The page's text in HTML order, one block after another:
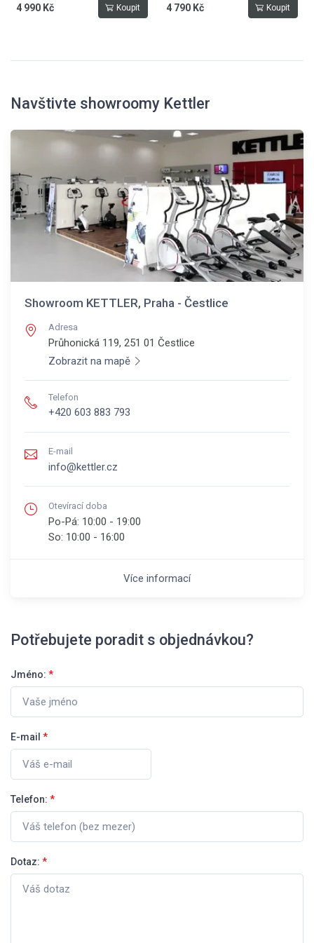
4 990 Kč Koupit 4 790 Kč Koupit
Navštivte showroomy Kettler
Showroom KETTLER, Praha - Čestlice
Adresa
Průhonická 119, 251 01 Čestlice
Zobrazit na mapě
Telefon
+420 603 883 793
E-mail
info@kettler.cz
Otevírací doba
Po-Pá: 10:00 - 19:00
So: 10:00 - 16:00
Více informací
Potřebujete poradit s objednávkou?
Jméno: *
E-mail *
Telefon: *
Dotaz: *